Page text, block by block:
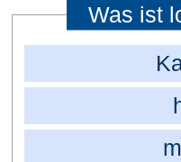
Was ist